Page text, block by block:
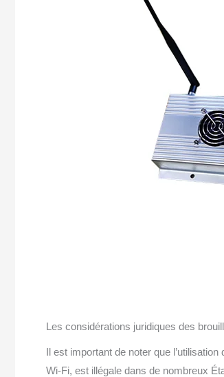
Les considérations juridiques des
Il est important de noter que
Wi-Fi, est illégale dans de nombreux